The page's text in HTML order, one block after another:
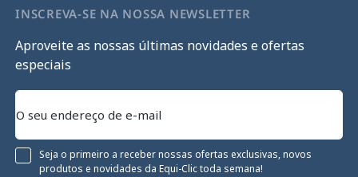
INSCREVA-SE NA NOSSA NEWSLETTER
Aproveite as nossas últimas novidades e ofertas
especiais
Seja o primeiro a receber nossas ofertas exclusivas, novos
produtos e novidades da Equi-Clic toda semana!